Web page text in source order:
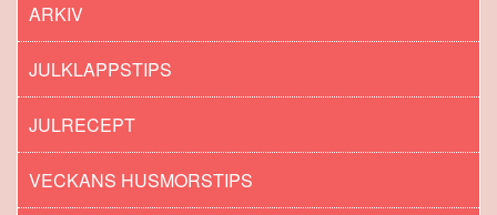
ARKIV
JULKLAPPSTIPS
JULRECEPT
VECKANS HUSMORSTIPS